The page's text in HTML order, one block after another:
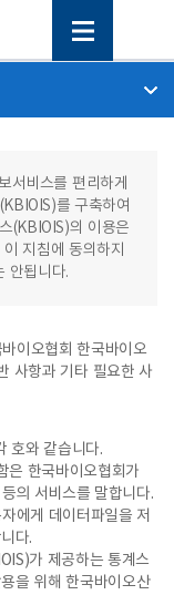
서비스를 편리하게
를 구축하여
(KBIOIS)의 이용은
지침에 동의하지
안됩니다.
이오협회 한국바이오
사항과 기타 필요한 사
호와 같습니다.
은 한국바이오협회가
의 서비스를 말합니다.
에게 데이터파일을 저
다.
가 제공하는 통계스
을 위해 한국바이오산